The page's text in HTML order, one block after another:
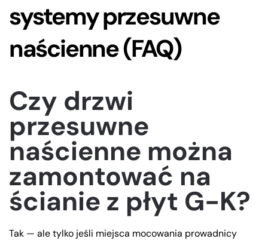
systemy przesuwne
naścienne (FAQ)
Czy drzwi
przesuwne
naścienne można
zamontować na
ścianie z płyt G-K?
Tak — ale tylko jeśli miejsca mocowania prowadnicy